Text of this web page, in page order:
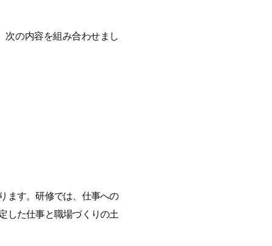
次の内容を組み合わせまし
ます。研修では、仕事への
した仕事と職場づくりの土